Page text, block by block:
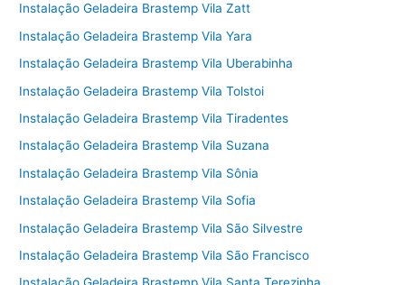
Instalação Geladeira Brastemp Vila Zatt
Instalação Geladeira Brastemp Vila Yara
Instalação Geladeira Brastemp Vila Uberabinha
Instalação Geladeira Brastemp Vila Tolstoi
Instalação Geladeira Brastemp Vila Tiradentes
Instalação Geladeira Brastemp Vila Suzana
Instalação Geladeira Brastemp Vila Sônia
Instalação Geladeira Brastemp Vila Sofia
Instalação Geladeira Brastemp Vila São Silvestre
Instalação Geladeira Brastemp Vila São Francisco